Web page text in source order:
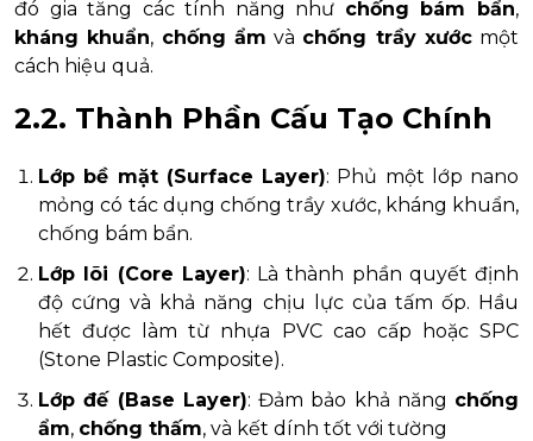
đó gia tăng các tính năng như chống bám bẩn,
kháng khuẩn, chống ẩm và chống trầy xướcmột
cách hiệu quả.
2.2. Thành Phần Cấu Tạo Chính
Lớp bề mặt (Surface Layer): Phủ một lớp nano
mỏng có tác dụng chống trầy xước, kháng khuẩn,
chống bám bẩn.
Lớp lõi (Core Layer): Là thành phần quyết định
độ cứng và khả năng chịu lực của tấm ốp. Hầu
hết được làm từ nhựa PVC cao cấp hoặc SPC
(Stone Plastic Composite).
Lớp đế (Base Layer): Đảm bảo khả năng chống
ẩm, chống thấm, và kết dính tốt với tường